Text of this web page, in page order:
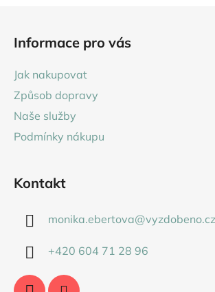
Informace pro vás
Jak nakupovat
Způsob dopravy
Naše služby
Podmínky nákupu
Kontakt
monika.ebertova@vyzdobeno.cz
+420 604 71 28 96